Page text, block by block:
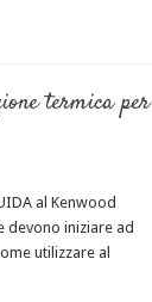
termica per
al Kenwood
devono iniziare ad
utilizzare al